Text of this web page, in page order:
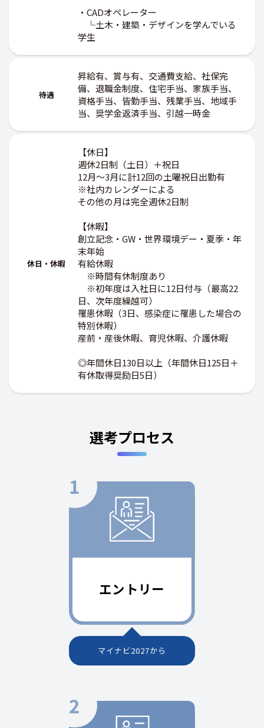
・CADオペレーター
└土木・建築・デザインを学んでいる
学生
待遇
昇給有、賞与有、交通費支給、社保完
備、退職金制度、住宅手当、家族手当、
資格手当、皆勤手当、残業手当、地域手
当、奨学金返済手当、引越一時金
休日・休暇
【休日】
週休2日制（土日）＋祝日
12月～3月に計12回の土曜祝日出勤有
※社内カレンダーによる
その他の月は完全週休2日制
【休暇】
創立記念・GW・世界環境デー・夏季・年
末年始
有給休暇
※時間有休制度あり
※初年度は入社日に12日付与（最高22
日、次年度繰越可）
罹患休暇（3日、感染症に罹患した場合の
特別休暇）
産前・産後休暇、育児休暇、介護休暇
◎年間休日130日以上（年間休日125日＋
有休取得奨励日5日）
選考プロセス
マイナビ2027から